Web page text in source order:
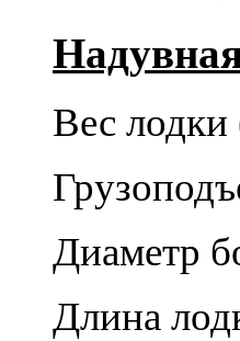
Вес лодки
Диаметр
Длина